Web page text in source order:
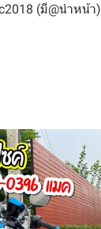
(มี@นำหน้า)